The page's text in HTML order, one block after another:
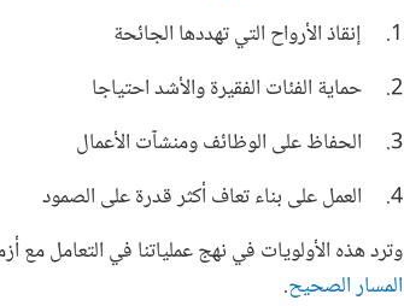
1. إنقاذ الأرواح التي تهددها الجائحة
2. حماية الفئات الفقيرة والأشد احتياجا
3. الحفاظ على الوظائف ومنشآت الأعمال
4. العمل على بناء تعاف أكثر قدرة على الصمود
وترد هذه الأولويات في نهج عملياتنا في التعامل مع
المسار الصحيح.